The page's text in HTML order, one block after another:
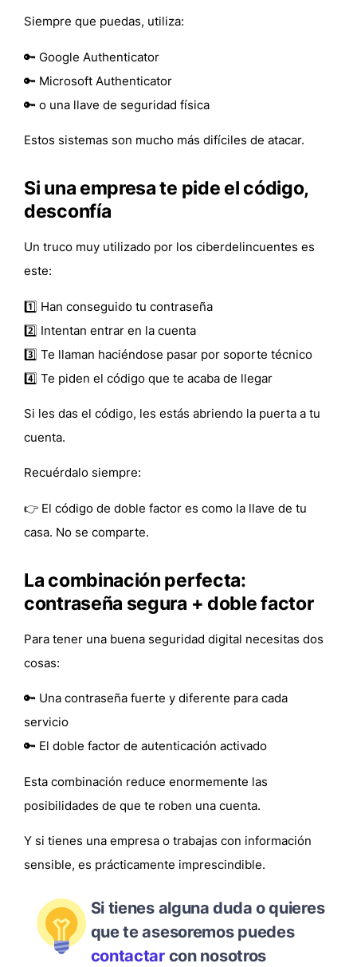
Siempre que puedas, utiliza:
🔑 Google Authenticator
🔑 Microsoft Authenticator
🔑 o una llave de seguridad física
Estos sistemas son mucho más difíciles de atacar.
Si una empresa te pide el código,
desconfía
Un truco muy utilizado por los ciberdelincuentes es
este:
1️⃣ Han conseguido tu contraseña
2️⃣ Intentan entrar en la cuenta
3️⃣ Te llaman haciéndose pasar por soporte técnico
4️⃣ Te piden el código que te acaba de llegar
Si les das el código, les estás abriendo la puerta a tu
cuenta.
Recuérdalo siempre:
👉 El código de doble factor es como la llave de tu
casa. No se comparte.
La combinación perfecta:
contraseña segura + doble factor
Para tener una buena seguridad digital necesitas dos
cosas:
🔑 Una contraseña fuerte y diferente para cada
servicio
🔑 El doble factor de autenticación activado
Esta combinación reduce enormemente las
posibilidades de que te roben una cuenta.
Y si tienes una empresa o trabajas con información
sensible, es prácticamente imprescindible.
Si tienes alguna duda o quieres
que te asesoremos puedes
contactarcon nosotros